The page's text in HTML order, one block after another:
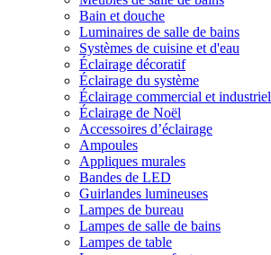
Bain et douche
Luminaires de salle de bains
Systèmes de cuisine et d'eau
Éclairage décoratif
Éclairage du système
Éclairage commercial et industriel
Éclairage de Noël
Accessoires d’éclairage
Ampoules
Appliques murales
Bandes de LED
Guirlandes lumineuses
Lampes de bureau
Lampes de salle de bains
Lampes de table